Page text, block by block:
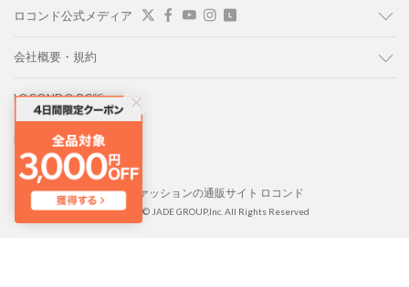
ロコンド公式メディア
会社概要・規約
LOCONDO PC版
LOCONDO アプリ
靴とファッションの通販サイト ロコンド
Copyright © JADE GROUP,Inc. All Rights Reserved